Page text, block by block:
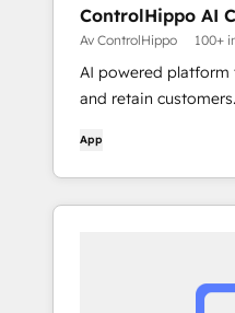
ControlHippo AI
Av ControlHippo 100+
AI powered platform
and retain customers.
App